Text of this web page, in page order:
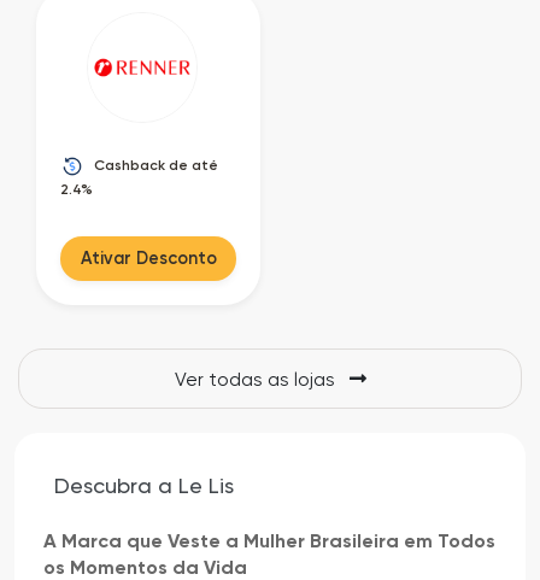
Cashback de até
2.4%
Ativar Desconto
Ver todas as lojas
Descubra a Le Lis
A Marca que Veste a Mulher Brasileira em Todos
os Momentos da Vida